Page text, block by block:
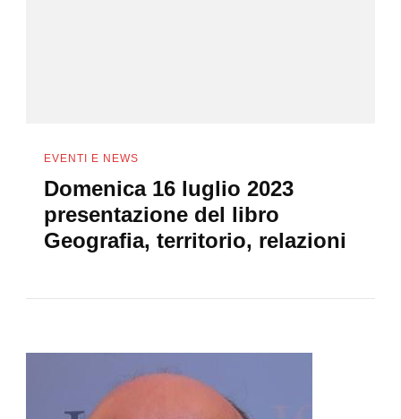
EVENTI E NEWS
Domenica 16 luglio 2023
presentazione del libro
Geografia, territorio, relazioni